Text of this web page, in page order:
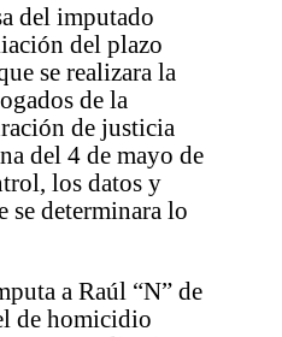
del imputado
del plazo
se realizara la
de la
de justicia
del 4 de mayo de
los datos y
se determinara lo
a Raúl “N” de
de homicidio